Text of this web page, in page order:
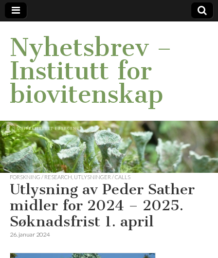
Nyhetsbrev –
Institutt for
biovitenskap
FORSKNING / RESEARCH UTLYSNINGER / CALLS
Utlysning av Peder Sather
midler for 2024 – 2025.
Søknadsfrist 1. april
26. januar 2024